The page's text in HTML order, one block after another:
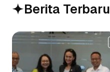
Berita Terbaru